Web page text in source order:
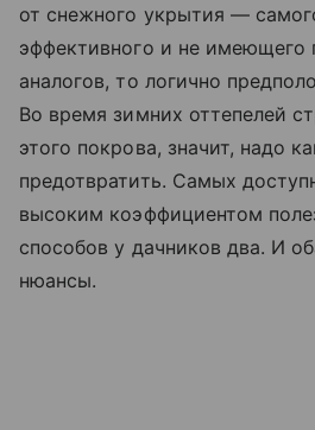
от снежного укрытия —
эффективного и не имеющего
аналогов, то логично
Во время зимних оттепелей
этого покрова, значит, надо
предотвратить. Самых
высоким коэффициентом
способов у дачников два. И
нюансы.